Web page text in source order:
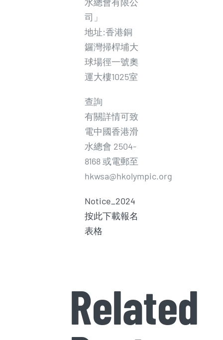
司」
地址:香港銅
鑼灣掃桿埔大
球場徑一號奧
運大樓1025室
查詢
有關詳情可致
電中國香港滑
水總會 2504-
8168 或電郵至
hkwsa@hkolympic.org
Notice_2024
按此下載報名
表格
Related